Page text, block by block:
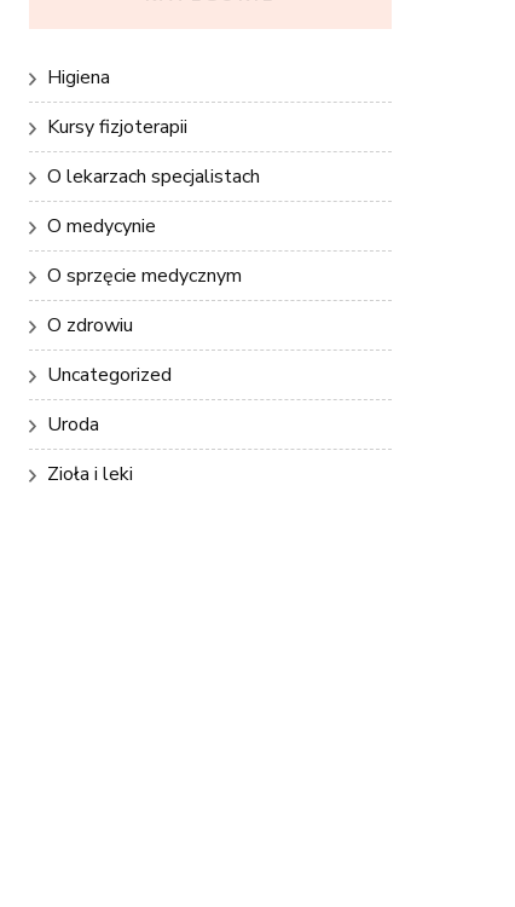
Higiena
Kursy fizjoterapii
O lekarzach specjalistach
O medycynie
O sprzęcie medycznym
O zdrowiu
Uncategorized
Uroda
Zioła i leki